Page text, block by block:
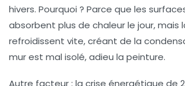
hivers. Pourquoi ? Parce que les
absorbent plus de chaleur le jour, mais
refroidissent vite, créant de la
mur est mal isolé, adieu la peinture.
Autre facteur : la crise énergétique de